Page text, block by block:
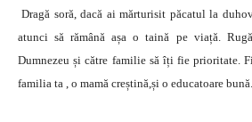
Dragă soră, dacă ai mărturisit păcatul la
atunci să rămână așa o taină pe viață.
Dumnezeu și către familie să îți fie prioritate.
familia ta , o mamă creștină,și o educatoare bună.